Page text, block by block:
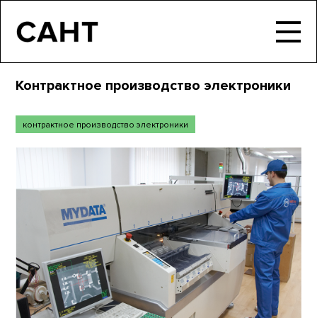
Контрактное производство электроники
контрактное производство электроники